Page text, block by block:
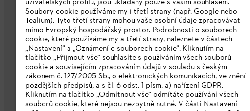
O nás
Stáhnout katalog
Oznamovací systém STIHL
uživatelských profilů, jsou ukládány pouze s vaším souhlasem.
Soubory cookie používáme my i třetí strany (např. Google nebo
Tealium). Tyto třetí strany mohou vaše osobní údaje zpracovávat
mimo Evropský hospodářský prostor. Podrobnosti o souborech
cookie, které používáme my a třetí strany, naleznete v částech
„Nastavení“ a „Oznámení o souborech cookie“. Kliknutím na
tlačítko „Přijmout vše“ souhlasíte s používáním všech souborů
cookie a souvisejícím zpracováním údajů v souladu s českým
zákonem č. 127/2005 Sb., o elektronických komunikacích, ve znění
pozdějších předpisů, a s čl. 6 odst. 1 písm. a) nařízení GDPR.
Kliknutím na tlačítko „Odmítnout vše“ odmítáte používání všech
souborů cookie, které nejsou nezbytně nutné. V části Nastavení